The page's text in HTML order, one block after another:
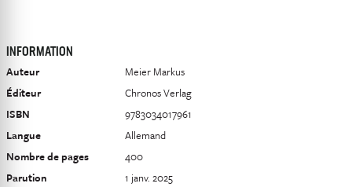
INFORMATION
Auteur
Meier Markus
Éditeur
Chronos Verlag
ISBN
9783034017961
Langue
Allemand
Nombre de pages
400
Parution
1 janv. 2025